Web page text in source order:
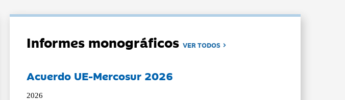
Informes monográficosVER TODOS
Acuerdo UE-Mercosur 2026
2026